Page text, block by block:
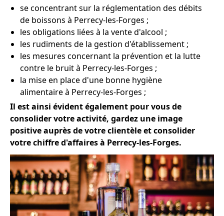
se concentrant sur la réglementation des débits
de boissons à Perrecy-les-Forges ;
les obligations liées à la vente d'alcool ;
les rudiments de la gestion d'établissement ;
les mesures concernant la prévention et la lutte
contre le bruit à Perrecy-les-Forges ;
la mise en place d'une bonne hygiène
alimentaire à Perrecy-les-Forges ;
Il est ainsi évident également pour vous de
consolider votre activité, gardez une image
positive auprès de votre clientèle et consolider
votre chiffre d'affaires à Perrecy-les-Forges.